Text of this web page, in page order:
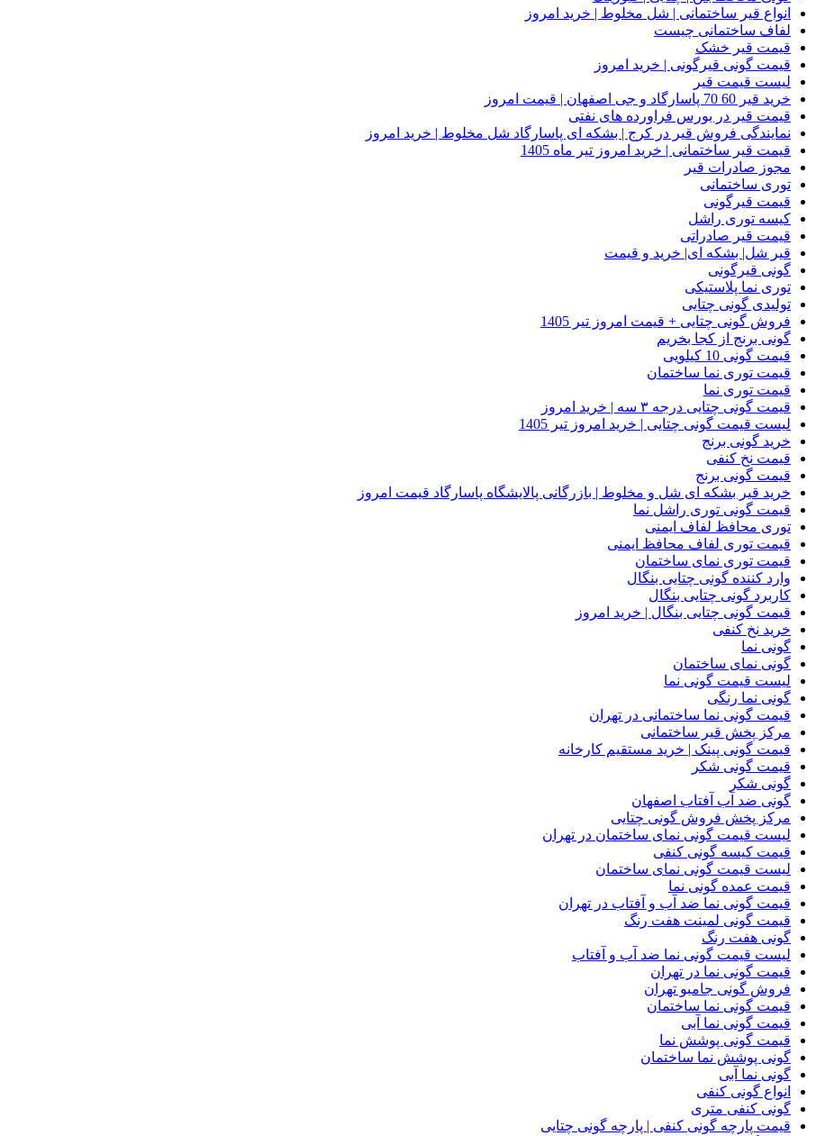
انواع قیر ساختمانی | شل مخلوط | خرید امروز
لفاف ساختمانی چیست
قیمت قیر خشک
قیمت گونی قیرگونی | خرید امروز
لیست قیمت قیر
خرید قیر 60 70 پاسارگاد و جی اصفهان | قیمت امروز
قیمت قیر در بورس فراورده های نفتی
نمایندگی فروش قیر در کرج | بشکه ای پاسارگاد شل مخلوط | خرید امروز
قیمت قیر ساختمانی | خرید امروز تیر ماه 1405
مجوز صادرات قیر
توری ساختمانی
قیمت قیرگونی
کیسه توری راشل
قیمت قیر صادراتی
قیر شل| بشکه ای| خرید و قیمت
گونی قیرگونی
توری نما پلاستیکی
تولیدی گونی چتایی
فروش گونی چتایی + قیمت امروز تیر 1405
گونی برنج از کجا بخریم
قیمت گونی 10 کیلویی
قیمت توری نما ساختمان
قیمت توری نما
قیمت گونی چتایی درجه ۳ سه | خرید امروز
لیست قیمت گونی چتایی | خرید امروز تیر 1405
خرید گونی برنج
قیمت نخ کنفی
قیمت گونی برنج
خرید قیر بشکه ای شل و مخلوط | بازرگانی پالایشگاه پاسارگاد قیمت امروز
قیمت گونی توری راشل نما
توری محافظ لفاف ایمنی
قیمت توری لفاف محافظ ایمنی
قیمت توری نمای ساختمان
وارد کننده گونی چتایی بنگال
کاربرد گونی چتایی بنگال
قیمت گونی چتایی بنگال | خرید امروز
خرید نخ کنفی
گونی نما
گونی نمای ساختمان
لیست قیمت گونی نما
گونی نما رنگی
قیمت گونی نما ساختمانی در تهران
مرکز پخش قیر ساختمانی
قیمت گونی پینک | خرید مستقیم کارخانه
قیمت گونی شکر
گونی شکر
گونی ضد آب آفتاب اصفهان
مرکز پخش فروش گونی چتایی
لیست قیمت گونی نمای ساختمان در تهران
قیمت کیسه گونی کنفی
لیست قیمت گونی نمای ساختمان
قیمت عمده گونی نما
قیمت گونی نما ضد آب و آفتاب در تهران
قیمت گونی لمینت هفت رنگ
گونی هفت رنگ
لیست قیمت گونی نما ضد آب و آفتاب
قیمت گونی نما در تهران
فروش گونی جامبو تهران
قیمت گونی نما ساختمان
قیمت گونی نما آبی
قیمت گونی پوشش نما
گونی پوشش نما ساختمان
گونی نما آبی
انواع گونی کنفی
گونی کنفی متری
قیمت پارچه گونی کنفی | پارچه گونی چتایی